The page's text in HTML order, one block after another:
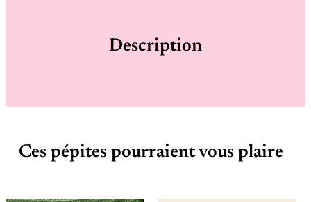
Description
Ces pépites pourraient vous plaire